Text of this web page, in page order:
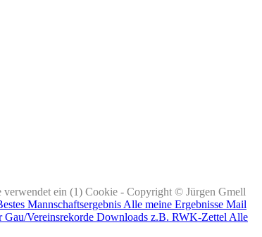
verwendet ein (1) Cookie - Copyright © Jürgen Gmell
Mannschaftsergebnis Alle meine Ergebnisse Mail
Gau/Vereinsrekorde Downloads z.B. RWK-Zettel Alle